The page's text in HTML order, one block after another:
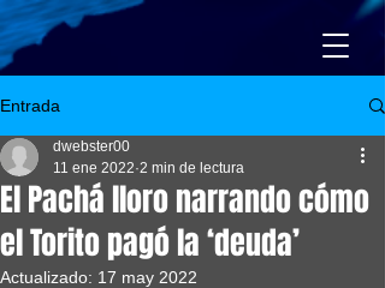
Entrada
El Pachá lloro narrando cómo
el Torito pagó la ‘deuda’
dwebster00
11 ene 2022 2 min de lectura
Actualizado: 17 may 2022